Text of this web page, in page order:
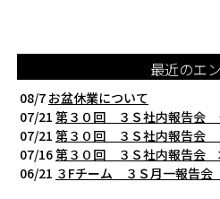
最近のエ
08/7 お盆休業について
07/21 第３０回 ３Ｓ社内報告会 クレアBチーム
07/21 第３０回 ３Ｓ社内報告会 ３Fチーム編
07/16第３０回 ３Ｓ社内報告会 本社製造チーム
06/21 ３Fチーム ３Ｓ月一報告会 ２０２６